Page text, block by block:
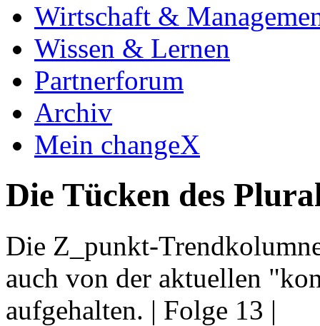
Wirtschaft &
Wissen & Lernen
Partnerforum
Archiv
Mein changeX
Die Tücken des
Die Z_punkt-
auch von der aktuellen
aufgehalten. | Folge 13 |